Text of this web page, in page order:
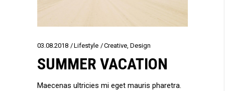
03.08.2018 Lifestyle Creative, Design
SUMMER VACATION
Maecenas ultricies mi eget mauris pharetra.